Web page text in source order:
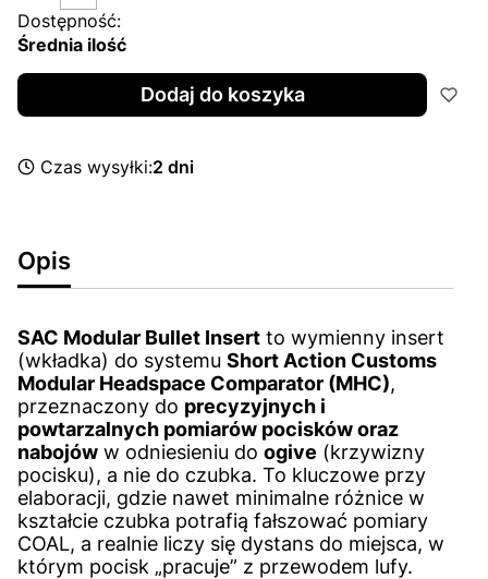
Dostępność:
Średnia ilość
Dodaj do koszyka
Czas wysyłki:2 dni
Opis
SAC Modular Bullet Insert to wymienny insert
(wkładka) do systemu Short Action Customs
Modular Headspace Comparator (MHC),
przeznaczony do precyzyjnych i
powtarzalnych pomiarów pocisków oraz
nabojów w odniesieniu do ogive (krzywizny
pocisku), a nie do czubka. To kluczowe przy
elaboracji, gdzie nawet minimalne różnice w
kształcie czubka potrafią fałszować pomiary
COAL, a realnie liczy się dystans do miejsca, w
którym pocisk „pracuje” z przewodem lufy.